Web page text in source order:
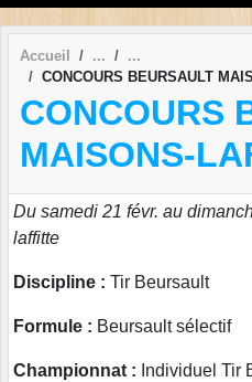
Accueil
CONCOURS BEURSAULT
CONCOURS
MAISONS-
Du samedi 21 févr. au
laffitte
Discipline : Tir Beursault
Formule : Beursault sélectif
Championnat : Individuel Tir